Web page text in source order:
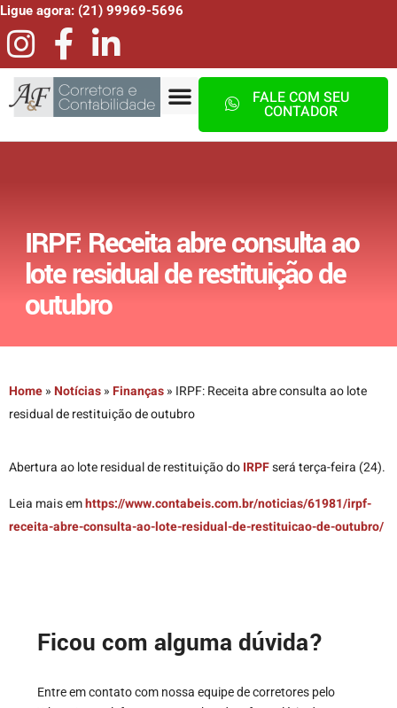
Ligue agora: (21) 99969-5696
FALE COM SEU
CONTADOR
IRPF: Receita abre consulta ao
lote residual de restituição de
outubro
Home»Notícias»Finanças» IRPF: Receita abre consulta ao lote
residual de restituição de outubro
Abertura ao lote residual de restituição doIRPFserá terça-feira (24).
Leia mais emhttps://www.contabeis.com.br/noticias/61981/irpf-
receita-abre-consulta-ao-lote-residual-de-restituicao-de-outubro/
Ficou com alguma dúvida?
Entre em contato com nossa equipe de corretores pelo